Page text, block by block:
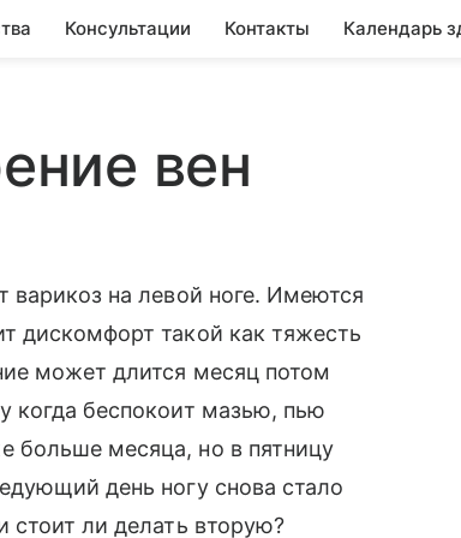
Консультации Контакты Календарь
вен
варикоз на левой ноге. Имеются
дискомфорт такой как тяжесть
может длится месяц потом
когда беспокоит мазью, пью
больше месяца, но в пятницу
день ногу снова стало
стоит ли делать вторую?